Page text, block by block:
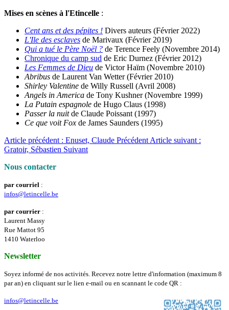
Mises en scènes à l'Etincelle :
Cent ans et des pépites ! Divers auteurs (Février 2022)
L'Ile des esclaves de Marivaux (Février 2019)
Qui a tué le Père Noël ? de Terence Feely (Novembre 2014)
Chronique du camp sud de Eric Durnez (Février 2012)
Les Femmes de Dieu de Victor Haïm (Novembre 2010)
Abribus de Laurent Van Wetter (Février 2010)
Shirley Valentine de Willy Russell (Avril 2008)
Angels in America de Tony Kushner (Novembre 1999)
La Putain espagnole de Hugo Claus (1998)
Passer la nuitde Claude Poissant (1997)
Ce que voit Fox de James Saunders (1995)
Article précédent : Enuset, Claude Précédent Article suivant :
Gratoir, Sébastien Suivant
Nous contacter
par courriel :
infos@letincelle.be
par courrier :
Laurent Massy
Rue Mattot 95
1410 Waterloo
Newsletter
Soyez informé de nos activités. Recevez notre lettre d'information (maximum 8
par an) en cliquant sur le lien e-mail ou en scannant le code QR :
infos@letincelle.be